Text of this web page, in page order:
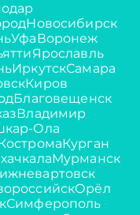
Новосибирск
УфаВоронеж
Ярославль
ИркутскСамара
Киров
Благовещенск
Владимир
Ола
Курган
Мурманск
Орёл
Симферополь